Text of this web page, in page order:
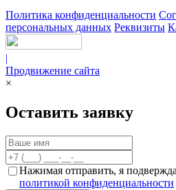
Политика конфиденциальности
персональных данных Реквизиты
|
Продвижение сайта
×
Оставить заявку
Нажимая отправить, я
политикой конфиденциальности